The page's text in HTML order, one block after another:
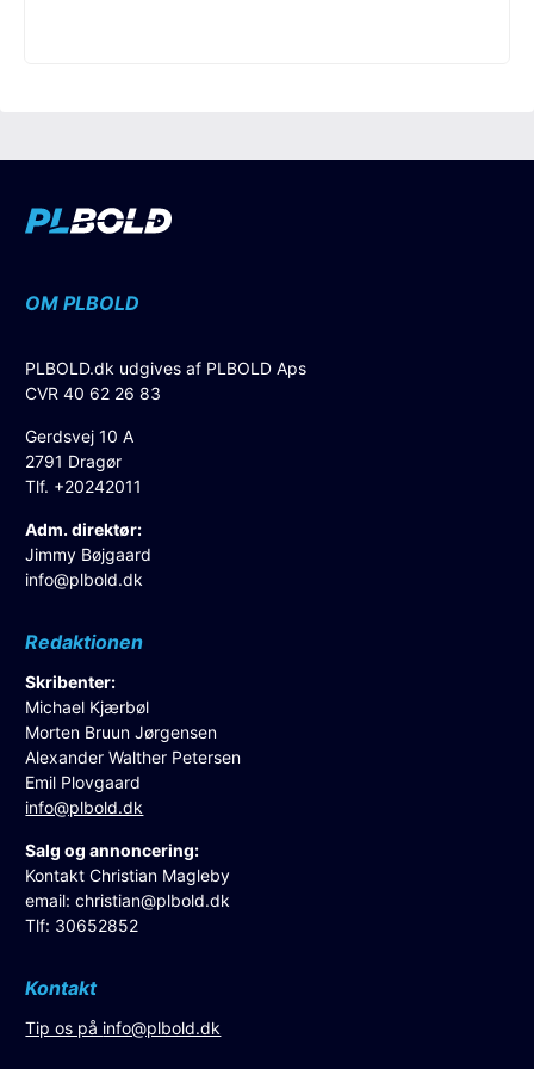
OM PLBOLD
PLBOLD.dk udgives af PLBOLD Aps
CVR 40 62 26 83
Gerdsvej 10 A
2791 Dragør
Tlf. +20242011
Adm. direktør:
Jimmy Bøjgaard
info@plbold.dk
Redaktionen
Skribenter:
Michael Kjærbøl
Morten Bruun Jørgensen
Alexander Walther Petersen
Emil Plovgaard
info@plbold.dk
Salg og annoncering:
Kontakt Christian Magleby
email:christian@plbold.dk
Tlf: 30652852
Kontakt
Tip os på info@plbold.dk